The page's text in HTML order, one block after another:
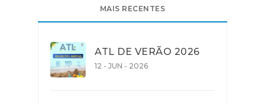
MAIS RECENTES
ATL DE VERÃO 2026
12 - JUN - 2026